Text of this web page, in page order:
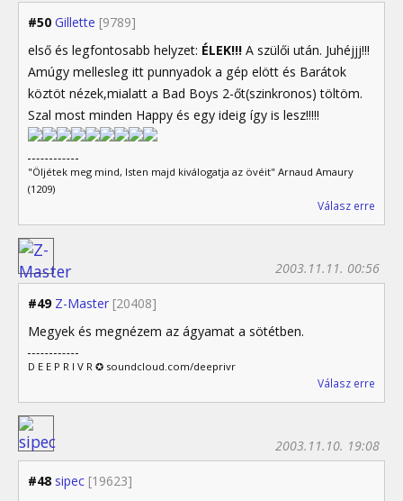
#50 Gillette [9789]
első és legfontosabb helyzet: ÉLEK!!! A szülői után. Juhéjjj!!!
Amúgy mellesleg itt punnyadok a gép elött és Barátok
köztöt nézek,mialatt a Bad Boys 2-őt(szinkronos) töltöm.
Szal most minden Happy és egy ideig így is lesz!!!!!
"Öljétek meg mind, Isten majd kiválogatja az övéit" Arnaud Amaury
(1209)
Válasz erre
#49 Z-Master [20408]
2003.11.11. 00:56
Megyek és megnézem az ágyamat a sötétben.
D E E P R I V R ✪ soundcloud.com/deeprivr
Válasz erre
#48 sipec [19623]
2003.11.10. 19:08